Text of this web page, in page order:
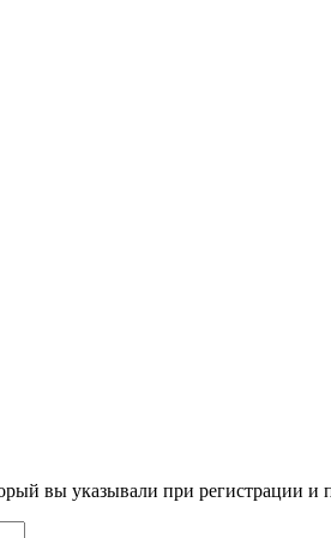
вы указывали при регистрации и